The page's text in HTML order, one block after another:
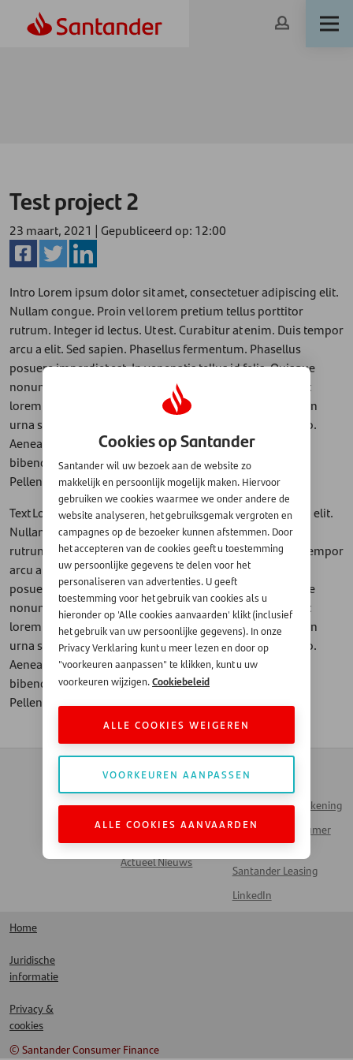
Test project 2
23 maart, 2021 | Gepubliceerd op: 12:00
Intro Lorem ipsum dolor sit amet, consectetuer adipiscing elit.
Nullam congue. Proin vel lorem pretium tellus porttitor
rutrum. Integer id lectus. Ut est. Curabitur at enim. Duis tempor
arcu a elit. Sed sapien. Phasellus fermentum. Phasellus
posuere imperdiet est. In venenatis tellus id felis. Quisque
nonummy rutrum sapien. Morbi sed massa. Sed sit amet
lorem sed massa blandit tincidunt. Nullam sit amet nibh in
urna sollicitudin blandit. Duis pellentesque odio eu libero.
Aenean vulputate, lacus vitae pretium tempus, odio dui
bibendum pede, at tincidunt velit nulla cursus nunc.
Pellentesque vel eros. Mauris sagittis.
Text Lorem ipsum dolor sit amet, consectetuer adipiscing elit.
Nullam congue. Proin vel lorem pretium tellus porttitor
rutrum. Integer id lectus. Ut est. Curabitur at enim. Duis tempor
arcu a elit. Sed sapien. Phasellus fermentum. Phasellus
posuere imperdiet est. In venenatis tellus id felis. Quisque
nonummy rutrum sapien. Morbi sed massa. Sed sit amet
lorem sed massa blandit tincidunt. Nullam sit amet nibh in
urna sollicitudin blandit. Duis pellentesque odio eu libero.
Aenean vulputate, lacus vitae pretium tempus, odio dui
bibendum pede, at tincidunt velit nulla cursus nunc.
Pellentesque vel eros. Mauris sagittis.
Veelgestelde vragen
Actueel Nieuws
Automotive
Inloggen Mijn Rekening
Santander Consumer
Bank
Santander Leasing
LinkedIn
Home
Juridische
informatie
Privacy &
cookies
© Santander Consumer Finance
Cookies op Santander
Santander wil uw bezoek aan de website zo
makkelijk en persoonlijk mogelijk maken. Hiervoor
gebruiken we cookies waarmee we onder andere de
website analyseren, het gebruiksgemak vergroten en
campagnes op de bezoeker kunnen afstemmen. Door
het accepteren van de cookies geeft u toestemming
uw persoonlijke gegevens te delen voor het
personaliseren van advertenties. U geeft
toestemming voor het gebruik van cookies als u
hieronder op 'Alle cookies aanvaarden' klikt (inclusief
het gebruik van uw persoonlijke gegevens). In onze
Privacy Verklaring kunt u meer lezen en door op
"voorkeuren aanpassen" te klikken, kunt u uw
voorkeuren wijzigen.Cookiebeleid
ALLE COOKIES WEIGEREN
VOORKEUREN AANPASSEN
ALLE COOKIES AANVAARDEN